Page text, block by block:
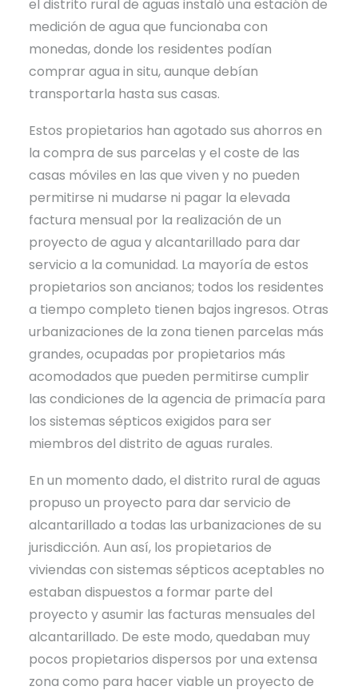
el distrito rural de aguas instaló una estación de
medición de agua que funcionaba con
monedas, donde los residentes podían
comprar agua in situ, aunque debían
transportarla hasta sus casas.
Estos propietarios han agotado sus ahorros en
la compra de sus parcelas y el coste de las
casas móviles en las que viven y no pueden
permitirse ni mudarse ni pagar la elevada
factura mensual por la realización de un
proyecto de agua y alcantarillado para dar
servicio a la comunidad. La mayoría de estos
propietarios son ancianos; todos los residentes
a tiempo completo tienen bajos ingresos. Otras
urbanizaciones de la zona tienen parcelas más
grandes, ocupadas por propietarios más
acomodados que pueden permitirse cumplir
las condiciones de la agencia de primacía para
los sistemas sépticos exigidos para ser
miembros del distrito de aguas rurales.
En un momento dado, el distrito rural de aguas
propuso un proyecto para dar servicio de
alcantarillado a todas las urbanizaciones de su
jurisdicción. Aun así, los propietarios de
viviendas con sistemas sépticos aceptables no
estaban dispuestos a formar parte del
proyecto y asumir las facturas mensuales del
alcantarillado. De este modo, quedaban muy
pocos propietarios dispersos por una extensa
zona como para hacer viable un proyecto de